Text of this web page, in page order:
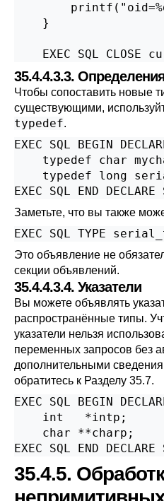
    }
EXEC SQL CLOSE
35.4.4.3.3.
Чтобы сопоставить новые
существующими,
typedef.
EXEC SQL BEGIN
typedef char
typedef long
EXEC SQL END DECLARE
Заметьте, что вы также
EXEC SQL TYPE
Это объявление не
секции объявлений.
35.4.4.3.4. Указатели
Вы можете объявлять
распространённые типы.
указатели нельзя
переменных запросов без
дополнительными
обратитесь к Разделу 35.7.
EXEC SQL BEGIN
    int   *intp;
    char **charp;
EXEC SQL END DECLARE
35.4.5.